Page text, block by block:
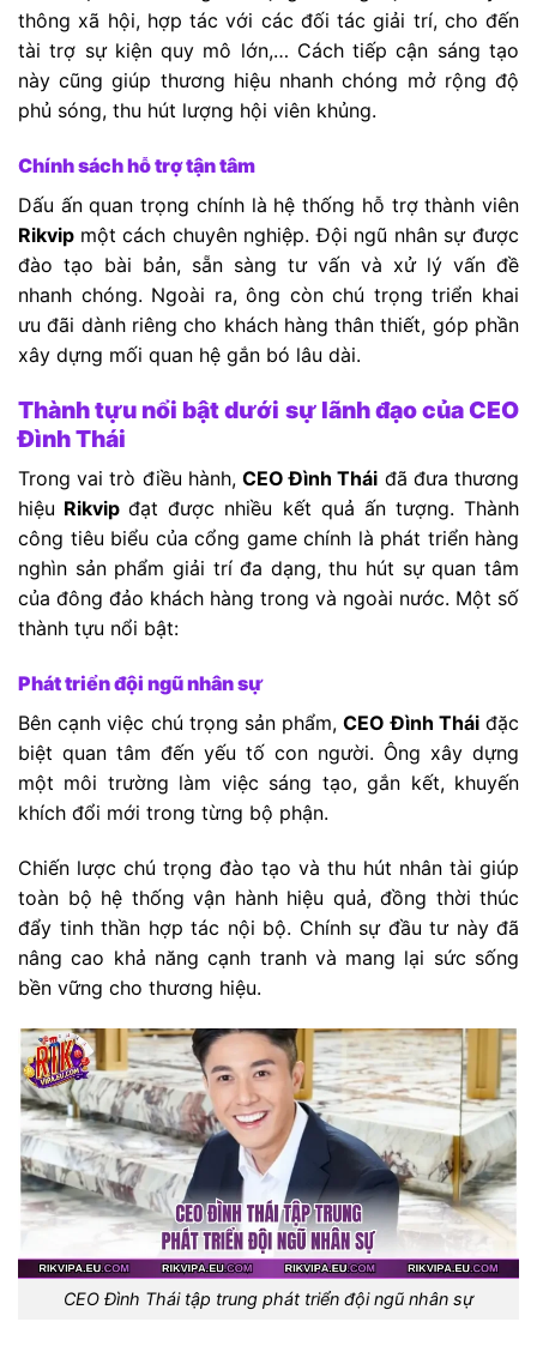
thông xã hội, hợp tác với các đối tác giải trí, cho đến
tài trợ sự kiện quy mô lớn,… Cách tiếp cận sáng tạo
này cũng giúp thương hiệu nhanh chóng mở rộng độ
phủ sóng, thu hút lượng hội viên khủng.
Chính sách hỗ trợ tận tâm
Dấu ấn quan trọng chính là hệ thống hỗ trợ thành viên
Rikvip một cách chuyên nghiệp. Đội ngũ nhân sự được
đào tạo bài bản, sẵn sàng tư vấn và xử lý vấn đề
nhanh chóng. Ngoài ra, ông còn chú trọng triển khai
ưu đãi dành riêng cho khách hàng thân thiết, góp phần
xây dựng mối quan hệ gắn bó lâu dài.
Thành tựu nổi bật dưới sự lãnh đạo của CEO
Đình Thái
Trong vai trò điều hành, CEO Đình Thái đã đưa thương
hiệu Rikvipđạt được nhiều kết quả ấn tượng. Thành
công tiêu biểu của cổng game chính là phát triển hàng
nghìn sản phẩm giải trí đa dạng, thu hút sự quan tâm
của đông đảo khách hàng trong và ngoài nước. Một số
thành tựu nổi bật:
Phát triển đội ngũ nhân sự
Bên cạnh việc chú trọng sản phẩm,CEO Đình Tháiđặc
biệt quan tâm đến yếu tố con người. Ông xây dựng
một môi trường làm việc sáng tạo, gắn kết, khuyến
khích đổi mới trong từng bộ phận.
Chiến lược chú trọng đào tạo và thu hút nhân tài giúp
toàn bộ hệ thống vận hành hiệu quả, đồng thời thúc
đẩy tinh thần hợp tác nội bộ. Chính sự đầu tư này đã
nâng cao khả năng cạnh tranh và mang lại sức sống
bền vững cho thương hiệu.
CEO Đình Thái tập trung phát triển đội ngũ nhân sự